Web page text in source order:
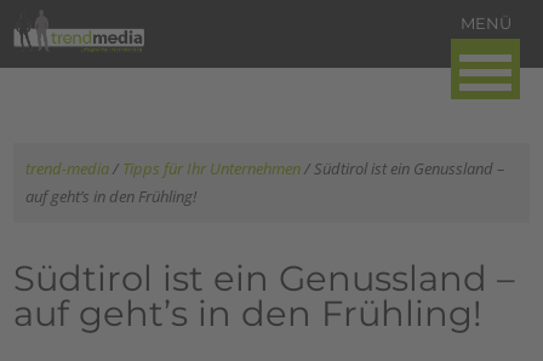
trend-media/ Tipps für Ihr Unternehmen/Südtirol ist ein Genussland –
auf geht’s in den Frühling!
Südtirol ist ein Genussland –
auf geht’s in den Frühling!